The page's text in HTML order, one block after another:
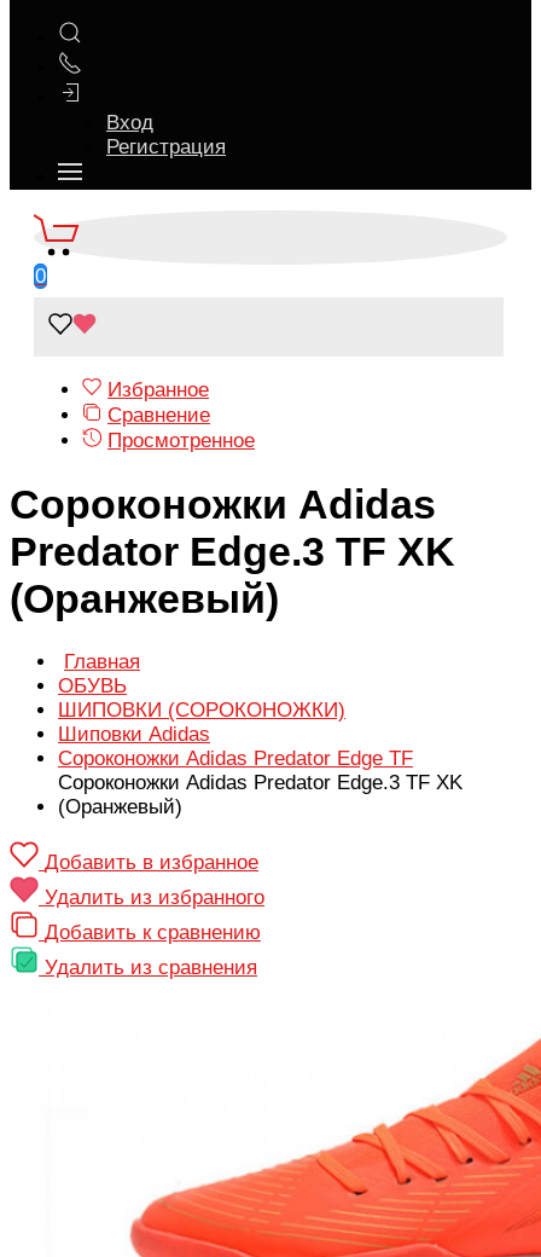
Вход
Регистрация
0
Избранное
Сравнение
Просмотренное
Сороконожки Аdidas
Predator Edge.3 TF XK
(Оранжевый)
Главная
ОБУВЬ
ШИПОВКИ (СОРОКОНОЖКИ)
Шиповки Adidas
Сороконожки Аdidas Predator Edge TF
Сороконожки Аdidas Predator Edge.3 TF XK
(Оранжевый)
Добавить в избранное
Удалить из избранного
Добавить к сравнению
Удалить из сравнения